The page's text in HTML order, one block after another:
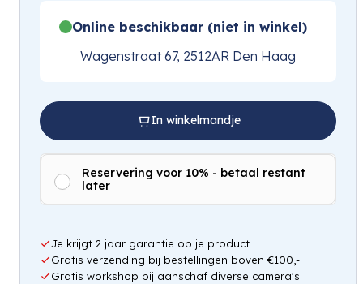
Online beschikbaar (niet in winkel)
Wagenstraat 67, 2512AR Den Haag
In winkelmandje
Reservering voor 10% - betaal restant
later
Je krijgt 2 jaar garantie op je product
Gratis verzending bij bestellingen boven €100,-
Gratis workshop bij aanschaf diverse camera's